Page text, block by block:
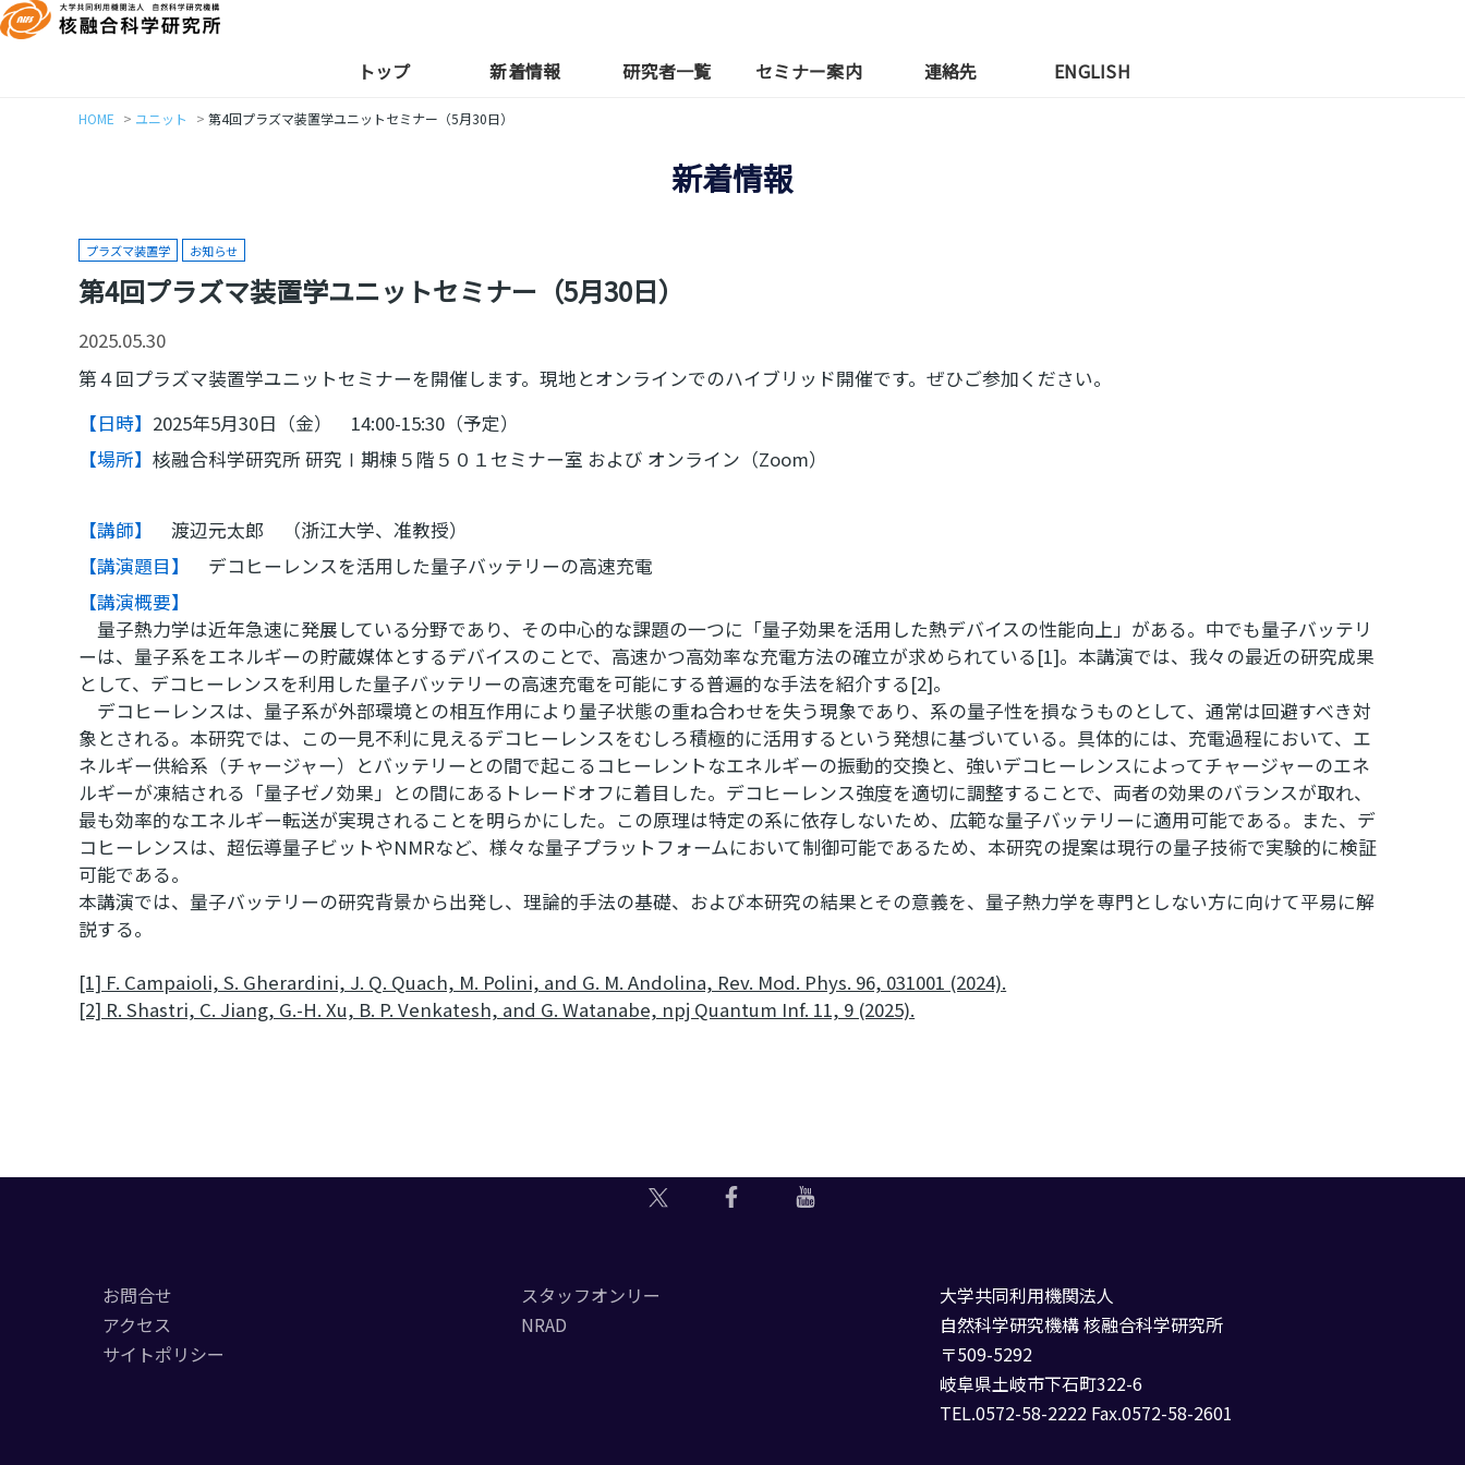
トップ 新着情報 研究者一覧 セミナー案内 連絡先 ENGLISH
HOME ユニット 第4回プラズマ装置学ユニットセミナー（5月30日）
新着情報
プラズマ装置学 お知らせ
第4回プラズマ装置学ユニットセミナー（5月30日）
2025.05.30
第４回プラズマ装置学ユニットセミナーを開催します。現地とオンラインでのハイブリッド開催です。ぜひご参加ください。
【日時】 2025年5月30日（金） 14:00-15:30（予定）
【場所】核融合科学研究所 研究Ⅰ期棟５階５０１セミナー室 および オンライン（Zoom）
【講師】
渡辺元太郎 （浙江大学、准教授）
【講演題目】
デコヒーレンスを活用した量子バッテリーの高速充電
【講演概要】
量子熱力学は近年急速に発展している分野であり、その中心的な課題の一つに「量子効果を活用した熱デバイスの性能向上」がある。中でも量子バッテリ
ーは、量子系をエネルギーの貯蔵媒体とするデバイスのことで、高速かつ高効率な充電方法の確立が求められている[1]。本講演では、我々の最近の研究成果
として、デコヒーレンスを利用した量子バッテリーの高速充電を可能にする普遍的な手法を紹介する[2]。
デコヒーレンスは、量子系が外部環境との相互作用により量子状態の重ね合わせを失う現象であり、系の量子性を損なうものとして、通常は回避すべき対
象とされる。本研究では、この一見不利に見えるデコヒーレンスをむしろ積極的に活用するという発想に基づいている。具体的には、充電過程において、エ
ネルギー供給系（チャージャー）とバッテリーとの間で起こるコヒーレントなエネルギーの振動的交換と、強いデコヒーレンスによってチャージャーのエネ
ルギーが凍結される「量子ゼノ効果」との間にあるトレードオフに着目した。デコヒーレンス強度を適切に調整することで、両者の効果のバランスが取れ、
最も効率的なエネルギー転送が実現されることを明らかにした。この原理は特定の系に依存しないため、広範な量子バッテリーに適用可能である。また、デ
コヒーレンスは、超伝導量子ビットやNMRなど、様々な量子プラットフォームにおいて制御可能であるため、本研究の提案は現行の量子技術で実験的に検証
可能である。
本講演では、量子バッテリーの研究背景から出発し、理論的手法の基礎、および本研究の結果とその意義を、量子熱力学を専門としない方に向けて平易に解
説する。
[1] F. Campaioli, S. Gherardini, J. Q. Quach, M. Polini, and G. M. Andolina, Rev. Mod. Phys. 96, 031001 (2024).
[2] R. Shastri, C. Jiang, G.-H. Xu, B. P. Venkatesh, and G. Watanabe, npj Quantum Inf. 11, 9 (2025).
お問合せ
アクセス
サイトポリシー
スタッフオンリー
NRAD
大学共同利用機関法人
自然科学研究機構 核融合科学研究所
〒509-5292
岐阜県土岐市下石町322-6
TEL.0572-58-2222 Fax.0572-58-2601